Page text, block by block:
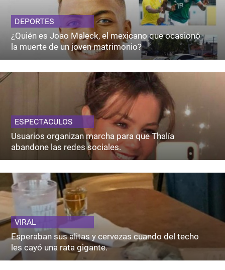
DEPORTES
¿Quién es Joao Maleck, el mexicano que ocasionó
la muerte de un joven matrimonio?
ESPECTACULOS
Usuarios organizan marcha para que Thalía
abandone las redes sociales.
VIRAL
Esperaban sus alitas y cervezas cuando del techo
les cayó una rata gigante.